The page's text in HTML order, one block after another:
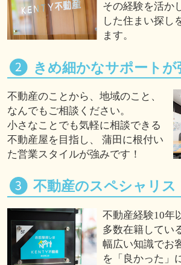
その経験を活か
した住まい探し
ます。
きめ細かなサポートが
不動産のことから、地域のこと、
なんでもご相談ください。
小さなことでも気軽に相談できる
不動産屋を目指し、 蒲田に根付い
た営業スタイルが強みです！
不動産のスペシャリス
不動産経験10年
多数在籍してい
幅広い知識でお
を「良かった」